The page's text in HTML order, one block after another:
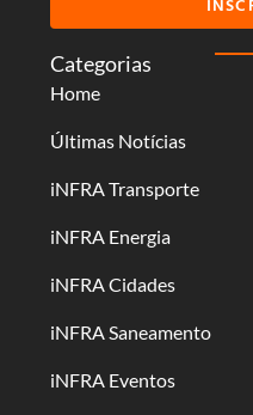
Categorias
Home
Últimas Notícias
iNFRA Transporte
iNFRA Energia
iNFRA Cidades
iNFRA Saneamento
iNFRA Eventos